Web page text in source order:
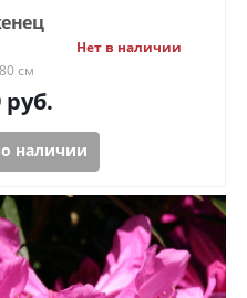
Нет в наличии
см
руб.
наличии